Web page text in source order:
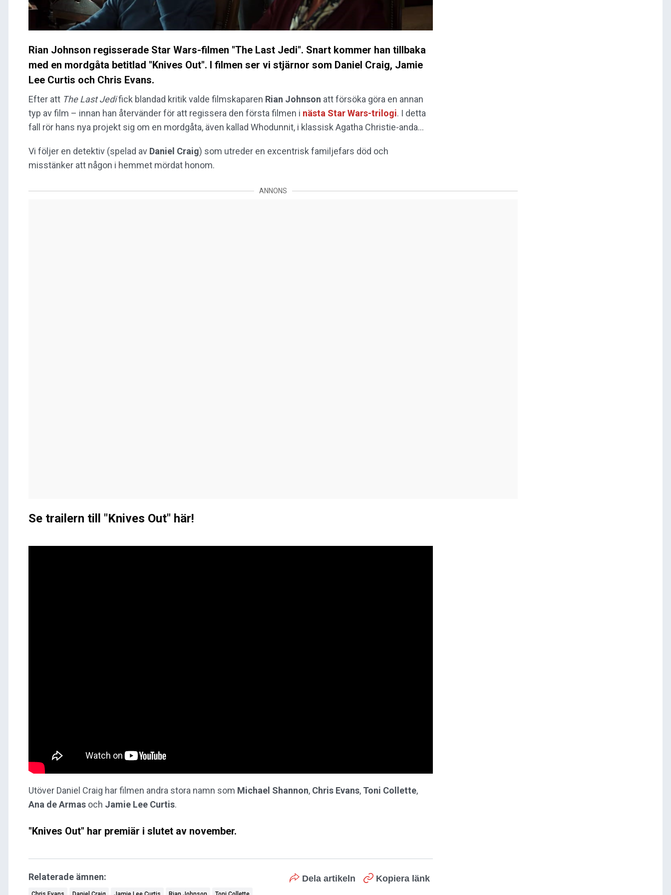
Rian Johnson regisserade Star Wars-filmen "The Last Jedi". Snart kommer han tillbaka
med en mordgåta betitlad "Knives Out". I filmen ser vi stjärnor som Daniel Craig, Jamie
Lee Curtis och Chris Evans.
Efter att The Last Jedifick blandad kritik valde filmskaparen Rian Johnson att försöka göra en annan
typ av film – innan han återvänder för att regissera den första filmen i nästa Star Wars-trilogi. I detta
fall rör hans nya projekt sig om en mordgåta, även kallad Whodunnit, i klassisk Agatha Christie-anda...
Vi följer en detektiv (spelad av Daniel Craig) som utreder en excentrisk familjefars död och
misstänker att någon i hemmet mördat honom.
ANNONS
Se trailern till "Knives Out" här!
Utöver Daniel Craig har filmen andra stora namn som Michael Shannon, Chris Evans, Toni Collette,
Ana de Armas och Jamie Lee Curtis.
"Knives Out" har premiär i slutet av november.
Dela artikeln Kopiera länk
Relaterade ämnen: